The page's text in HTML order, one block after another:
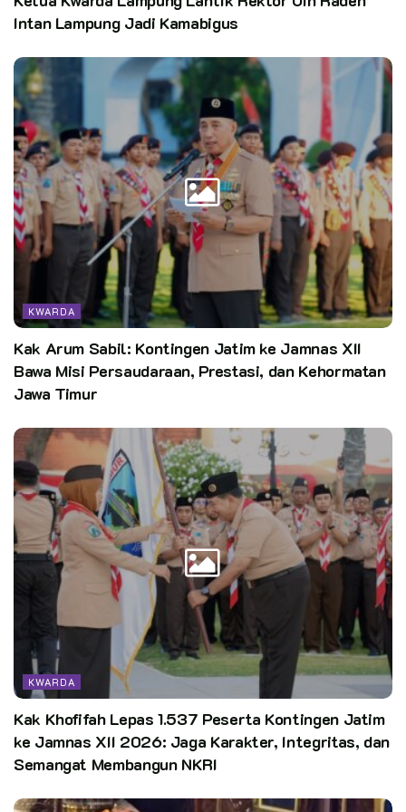
Intan Lampung Jadi Kamabigus
KWARDA
Kak Arum Sabil: Kontingen Jatim ke Jamnas XII
Bawa Misi Persaudaraan, Prestasi, dan Kehormatan
Jawa Timur
KWARDA
Kak Khofifah Lepas 1.537 Peserta Kontingen Jatim
ke Jamnas XII 2026: Jaga Karakter, Integritas, dan
Semangat Membangun NKRI